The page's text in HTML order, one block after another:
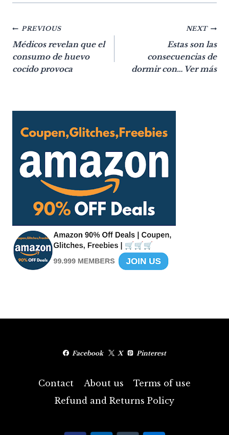
Post
navigation
PREVIOUS
Médicos revelan que el
consumo de huevo
cocido provoca
NEXT
Estas son las
consecuencias de
dormir con… Ver más
Facebook X Pinterest
Contact About us
Terms of use
Refund and Returns Policy